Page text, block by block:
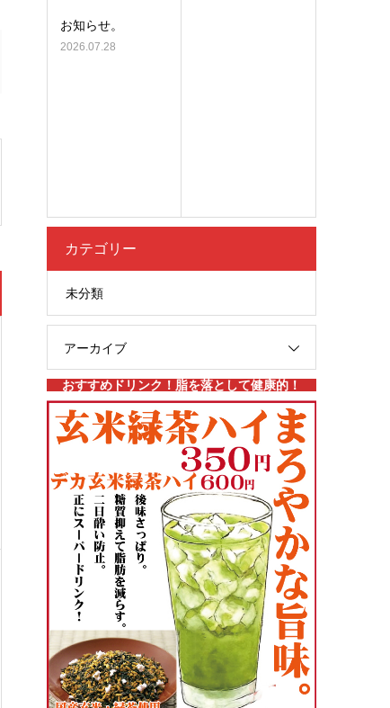
お知らせ。
2026.07.28
カテゴリー
未分類
アーカイブ
おすすめドリンク！脂を落として健康的！